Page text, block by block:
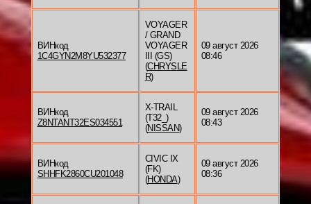
ВИНкод
1C4GYN2M8YU532377
VOYAGER
/ GRAND
VOYAGER
III (GS)
(CHRYSLE
R)
09 август 2026
08:46
ВИНкод
Z8NTANT32ES034551
X-TRAIL
(T32_)
(NISSAN)
09 август 2026
08:43
ВИНкод
SHHFK2860CU201048
CIVIC IX
(FK)
(HONDA)
09 август 2026
08:36